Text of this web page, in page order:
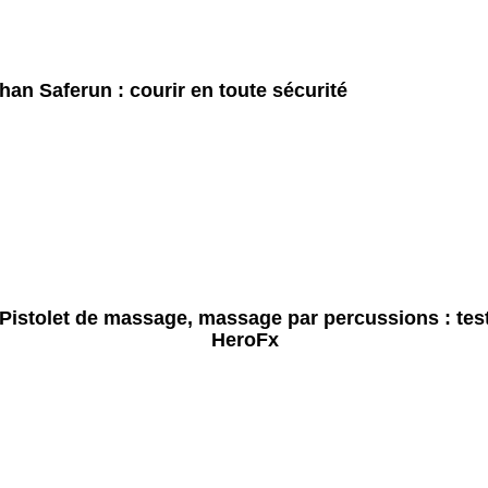
Saferun : courir en toute sécurité
de massage, massage par percussions :
HeroFx